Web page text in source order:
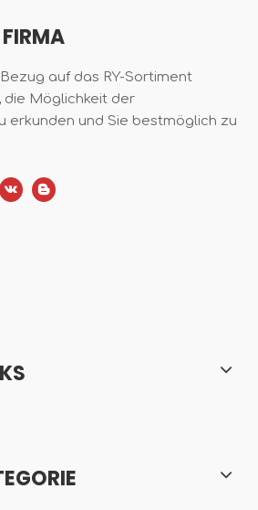
FIRMA
auf das RY-Sortiment
die Möglichkeit der
erkunden und Sie bestmöglich zu